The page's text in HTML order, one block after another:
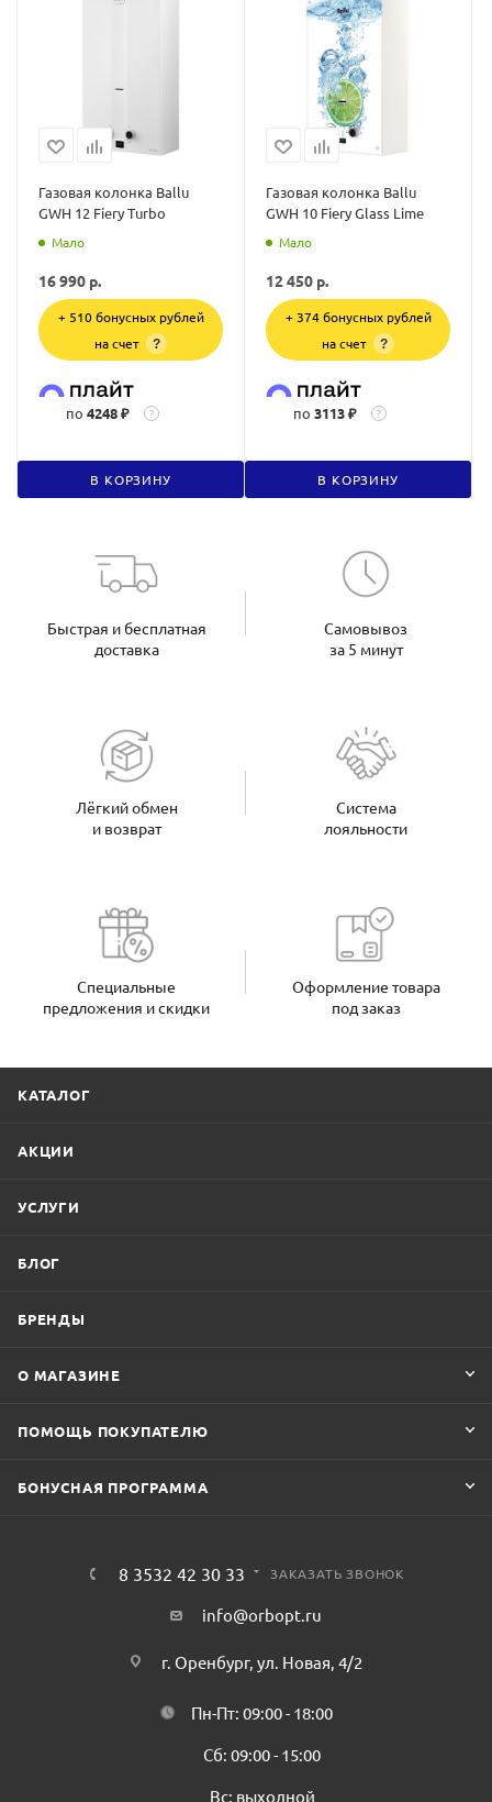
Газовая колонка Ballu
GWH 12 Fiery Turbo
Мало
16 990 р.
+ 510 бонусных рублей
на счет
?
по 4248 ₽ ?
В КОРЗИНУ
Газовая колонка Ballu
GWH 10 Fiery Glass Lime
Мало
12 450 р.
+ 374 бонусных рублей
на счет
?
по 3113 ₽ ?
В КОРЗИНУ
Быстрая и бесплатная
доставка
Самовывоз
за 5 минут
Лёгкий обмен
и возврат
Система
лояльности
Специальные
предложения и скидки
Оформление товара
под заказ
КАТАЛОГ
АКЦИИ
УСЛУГИ
БЛОГ
БРЕНДЫ
О МАГАЗИНЕ
ПОМОЩЬ ПОКУПАТЕЛЮ
БОНУСНАЯ ПРОГРАММА
8 3532 42 30 33 ЗАКАЗАТЬ ЗВОНОК
info@orbopt.ru
г. Оренбург, ул. Новая, 4/2
Пн-Пт: 09:00 - 18:00
Сб: 09:00 - 15:00
Вс: выходной